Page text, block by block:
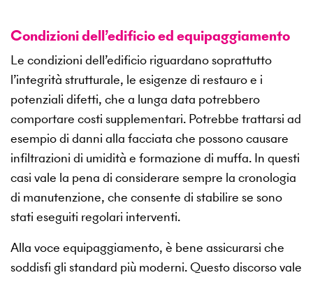
Condizioni dell’edificio ed equipaggiamento
Le condizioni dell’edificio riguardano soprattutto
l’integrità strutturale, le esigenze di restauro e i
potenziali difetti, che a lunga data potrebbero
comportare costi supplementari. Potrebbe trattarsi ad
esempio di danni alla facciata che possono causare
infiltrazioni di umidità e formazione di muffa. In questi
casi vale la pena di considerare sempre la cronologia
di manutenzione, che consente di stabilire se sono
stati eseguiti regolari interventi.
Alla voce equipaggiamento, è bene assicurarsi che
soddisfi gli standard più moderni. Questo discorso vale